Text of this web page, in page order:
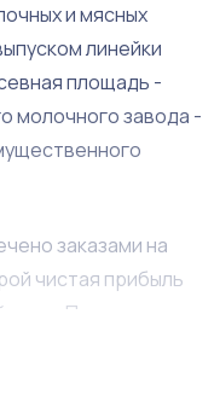
и мясных
линейки
площадь -
молочного завода -
заказами на
чистая прибыль
год. Помимо
всем спектром